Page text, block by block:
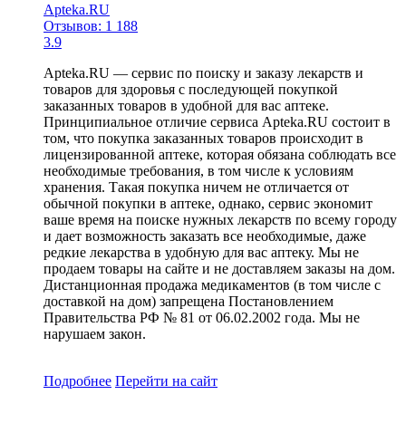
Apteka.RU
Отзывов: 1 188
3.9
Apteka.RU — сервис по поиску и заказу лекарств и
товаров для здоровья с последующей покупкой
заказанных товаров в удобной для вас аптеке.
Принципиальное отличие сервиса Apteka.RU состоит в
том, что покупка заказанных товаров происходит в
лицензированной аптеке, которая обязана соблюдать все
необходимые требования, в том числе к условиям
хранения. Такая покупка ничем не отличается от
обычной покупки в аптеке, однако, сервис экономит
ваше время на поиске нужных лекарств по всему городу
и дает возможность заказать все необходимые, даже
редкие лекарства в удобную для вас аптеку. Мы не
продаем товары на сайте и не доставляем заказы на дом.
Дистанционная продажа медикаментов (в том числе с
доставкой на дом) запрещена Постановлением
Правительства РФ № 81 от 06.02.2002 года. Мы не
нарушаем закон.
Подробнее Перейти на сайт